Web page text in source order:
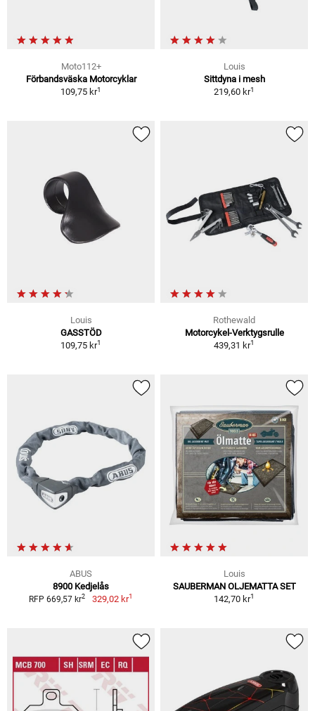
Moto112+
Förbandsväska Motorcyklar
109,75 kr1
Louis
Sittdyna i mesh
219,60 kr1
Louis
GASSTÖD
109,75 kr1
Rothewald
Motorcykel-Verktygsrulle
439,31 kr1
ABUS
8900 Kedjelås
RFP 669,57 kr2 329,02 kr1
Louis
SAUBERMAN OLJEMATTA SET
142,70 kr1